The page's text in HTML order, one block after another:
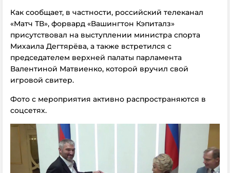
Как сообщает, в частности, российский телеканал
«Матч ТВ», форвард «Вашингтон Кэпиталз»
присутствовал на выступлении министра спорта
Михаила Дегтярёва, а также встретился с
председателем верхней палаты парламента
Валентиной Матвиенко, которой вручил свой
игровой свитер.
Фото с мероприятия активно распространяются в
соцсетях.